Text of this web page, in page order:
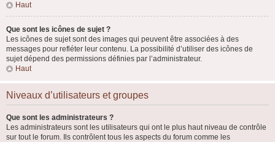
Haut
Que sont les icônes de sujet ?
Les icônes de sujet sont des images qui peuvent être associées à des
messages pour refléter leur contenu. La possibilité d’utiliser des icônes de
sujet dépend des permissions définies par l’administrateur.
Haut
Niveaux d’utilisateurs et groupes
Que sont les administrateurs ?
Les administrateurs sont les utilisateurs qui ont le plus haut niveau de contrôle
sur tout le forum. Ils contrôlent tous les aspects du forum comme les